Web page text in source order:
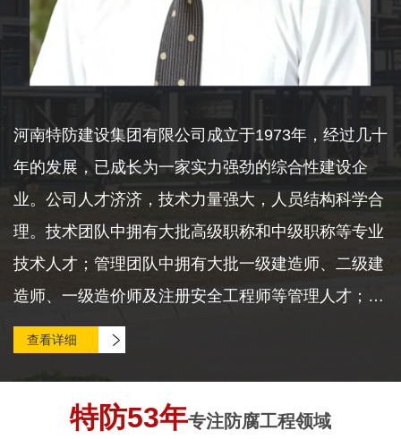
河南特防建设集团有限公司成立于1973年，经过几十
年的发展，已成长为一家实力强劲的综合性建设企
业。公司人才济济，技术力量强大，人员结构科学合
理。技术团队中拥有大批高级职称和中级职称等专业
技术人才；管理团队中拥有大批一级建造师、二级建
造师、一级造价师及注册安全工程师等管理人才；同
时，拥有“八大员”“三类人员”等项目管理人才。人员
的人才保障。 公司现持有石油化工工程施工总承包
查看详细
特防53年专注防腐工程领域